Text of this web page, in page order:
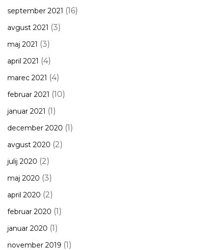
september 2021 (16)
avgust 2021 (3)
maj 2021 (3)
april 2021 (4)
marec 2021 (4)
februar 2021 (10)
januar 2021 (1)
december 2020 (1)
avgust 2020 (2)
julij 2020 (2)
maj 2020 (3)
april 2020 (2)
februar 2020 (1)
januar 2020 (1)
november 2019 (1)